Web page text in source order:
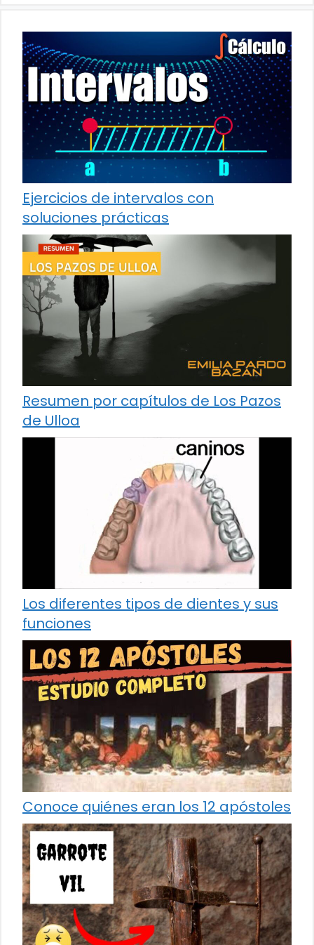
Ejercicios de intervalos con
soluciones prácticas
Resumen por capítulos de Los Pazos
de Ulloa
Los diferentes tipos de dientes y sus
funciones
Conoce quiénes eran los 12 apóstoles